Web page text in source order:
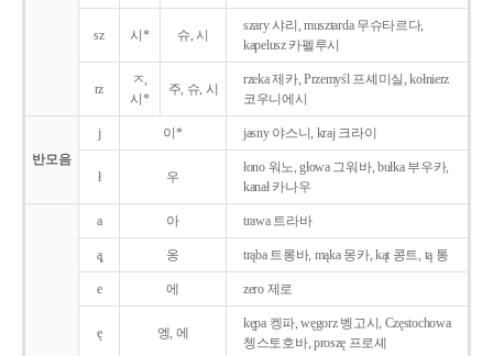
sz 시* 슈, 시
szary 샤리, musztarda 무슈타르다,
kapelusz 카펠루시
rz
ㅈ,
시*
주, 슈, 시
rzeka 제카, Przemyśl 프셰미실, kołnierz
코우니에시
반모음
j 이* jasny 야스니, kraj 크라이
ł 우
łono 워노, głowa 그워바, bułka 부우카,
kanał 카나우
a 아 trawa 트라바
ą̨ 옹 trąba 트롱바, mąka 몽카, kąt 콩트, tą 통
e 에 zero 제로
ę 엥, 에
kępa 켕파, węgorz 벵고시, Częstochowa
쳉스토호바, proszę 프로셰